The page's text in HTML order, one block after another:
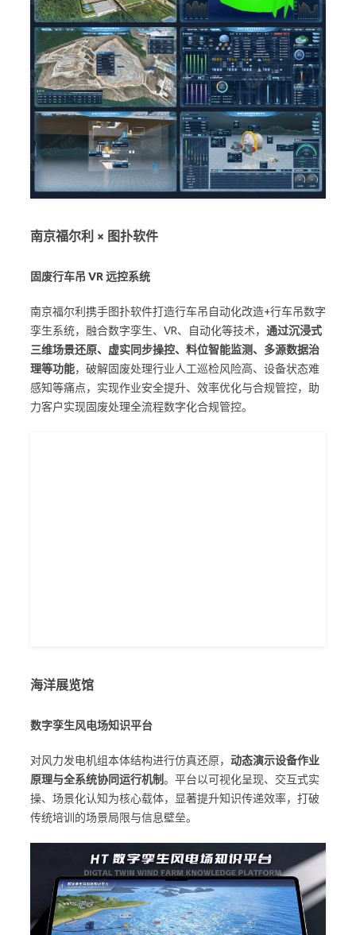
南京福尔利 × 图扑软件
固废行车吊 VR 远控系统
南京福尔利携手图扑软件打造行车吊自动化改造+行车吊数字
孪生系统，融合数字孪生、VR、自动化等技术， 通过沉浸式
三维场景还原、虚实同步操控、料位智能监测、多源数据治
理等功能，破解固废处理行业人工巡检风险高、设备状态难
感知等痛点，实现作业安全提升、效率优化与合规管控，助
力客户实现固废处理全流程数字化合规管控。
海洋展览馆
数字孪生风电场知识平台
对风力发电机组本体结构进行仿真还原， 动态演示设备作业
原理与全系统协同运行机制。平台以可视化呈现、交互式实
操、场景化认知为核心载体，显著提升知识传递效率，打破
传统培训的场景局限与信息壁垒。